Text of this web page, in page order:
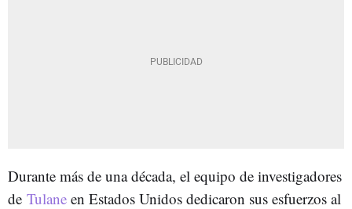
Durante más de una década, el equipo de investigadores
de Tulane en Estados Unidos dedicaron sus esfuerzos al